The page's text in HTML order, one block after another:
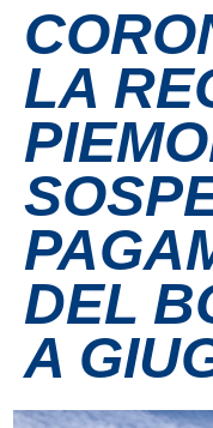
Eventi
Archivio
Contatti
Grandi eventi
Ospedale Virtuale
MotoRare
LA
DEL
A